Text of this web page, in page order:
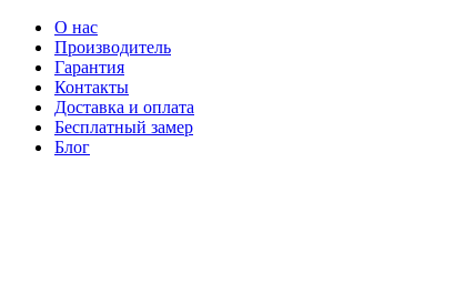
О нас
Производитель
Гарантия
Контакты
Доставка и оплата
Бесплатный замер
Блог